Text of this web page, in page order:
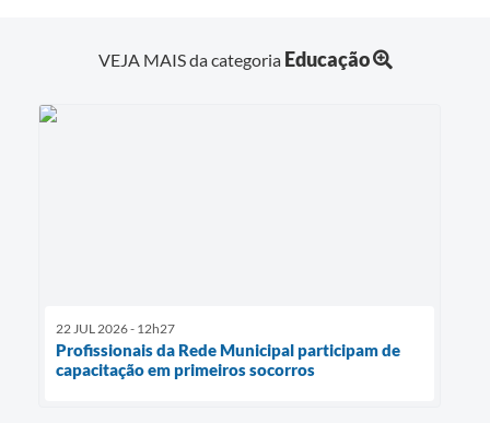
VEJA MAIS da categoria Educação
22 JUL 2026 - 12h27
Profissionais da Rede Municipal participam de
capacitação em primeiros socorros